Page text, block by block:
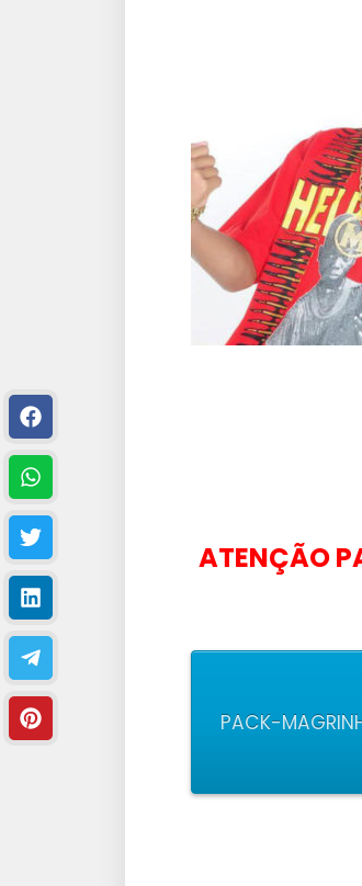
ATENÇÃO
PACK-